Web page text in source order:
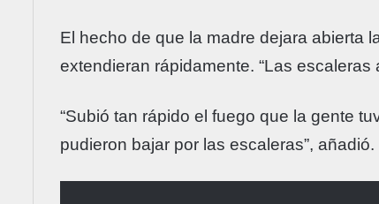
El hecho de que la madre dejara abierta
extendieran rápidamente. “Las
“Subió tan rápido el fuego que la gente
pudieron bajar por las escaleras”, añadió.